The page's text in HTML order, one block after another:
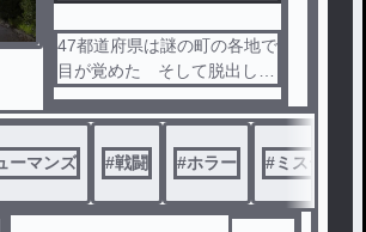
47都道府県は謎の町の各地で
目が覚めた そして脱出しよ
うとする 果たして都道府県
たちは脱出できるのか そし
てこの町に隠された秘密とは
ーマンズ #戦闘 #ホラー #ミステリー